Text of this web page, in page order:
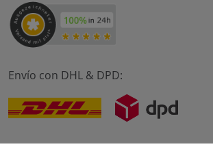
Envío con DHL & DPD: